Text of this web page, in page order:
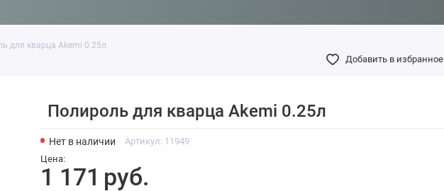
для кварца Akemi 0.25л
Полироль для кварца Akemi 0.25л
Добавить в избранное
Нет в наличии Артикул: 11949
Цена:
1 171 руб.